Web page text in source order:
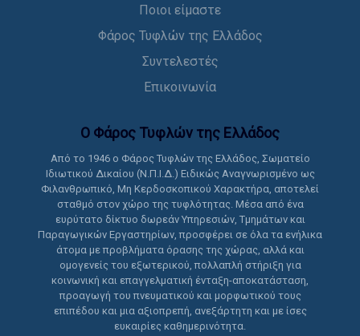
Ποιοι είμαστε
Φάρος Τυφλών της Ελλάδος
Συντελεστές
Επικοινωνία
Ο Φάρος Τυφλών της Ελλάδoς
Από το 1946 ο Φάρος Τυφλών της Ελλάδος, Σωματείο
Ιδιωτικού Δικαίου (Ν.Π.Ι.Δ.) Ειδικώς Αναγνωρισμένο ως
Φιλανθρωπικό, Μη Κερδοσκοπικού Χαρακτήρα, αποτελεί
σταθμό στον χώρο της τυφλότητας. Μέσα από ένα
ευρύτατο δίκτυο δωρεάν Υπηρεσιών, Τμημάτων και
Παραγωγικών Εργαστηρίων, προσφέρει σε όλα τα ενήλικα
άτομα με προβλήματα όρασης της χώρας, αλλά και
ομογενείς του εξωτερικού, πολλαπλή στήριξη για
κοινωνική και επαγγελματική ένταξη-αποκατάσταση,
προαγωγή του πνευματικού και μορφωτικού τους
επιπέδου και μια αξιοπρεπή, ανεξάρτητη και με ίσες
ευκαιρίες καθημερινότητα.